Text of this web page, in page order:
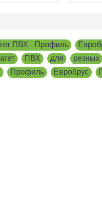
ПВХ - Профиль
ПВХ для резных
Профиль Евробрус